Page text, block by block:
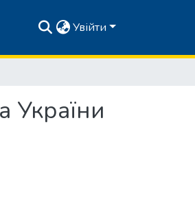
Увійти
України